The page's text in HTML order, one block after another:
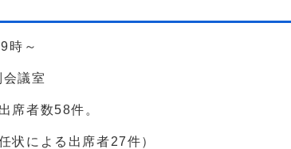
時～
議室
席者数58件。
状による出席者27件）